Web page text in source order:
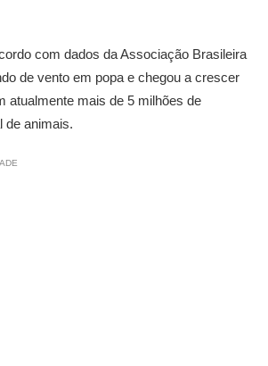
com dados da Associação Brasileira
de vento em popa e chegou a crescer
atualmente mais de 5 milhões de
de animais.